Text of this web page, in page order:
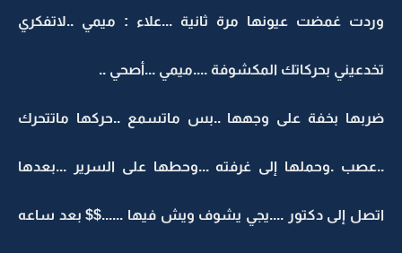
وردت غمضت عيونها مرة ثانية ...علاء : ميمي ..لاتفكري
تخدعيني بحركاتك المكشوفة ....ميمي ...أصحي ..
ضربها بخفة على وجهها ..بس ماتسمع ..حركها ماتتحرك
..عصب .وحملها إلى غرفته ...وحطها على السرير ...بعدها
اتصل إلى دكتور ....يجي يشوف ويش فيها ......$$ بعد ساعه